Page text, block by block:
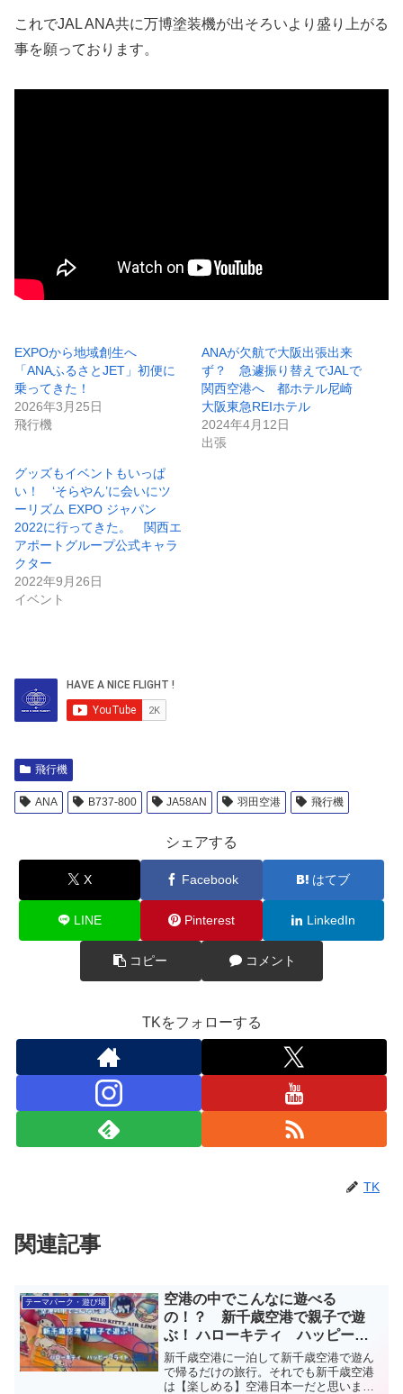
これでJAL ANA共に万博塗装機が出そろいより盛り上がる
事を願っております。
EXPOから地域創生へ
「ANAふるさとJET」初便に
乗ってきた！
2026年3月25日
飛行機
ANAが欠航で大阪出張出来
ず？ 急遽振り替えでJALで
関西空港へ 都ホテル尼崎
大阪東急REIホテル
2024年4月12日
出張
グッズもイベントもいっぱ
い！ ‘そらやん’に会いにツ
ーリズム EXPO ジャパン
2022に行ってきた。 関西エ
アポートグループ公式キャラ
クター
2022年9月26日
イベント
飛行機
ANA B737-800 JA58AN 羽田空港 飛行機
シェアする
X Facebook はてブ
LINE Pinterest LinkedIn
コピー コメント
TKをフォローする
TK
関連記事
テーマパーク・遊び場
空港の中でこんなに遊べる
の！？ 新千歳空港で親子で遊
ぶ！ ハローキティ ハッピーフ
ライト
新千歳空港に一泊して新千歳空港で遊ん
で帰るだけの旅行。それでも新千歳空港
は【楽しめる】空港日本一だと思いま